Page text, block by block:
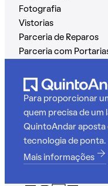
Fotografia
Vistorias
Parceria de Reparos
Parceria com
Para proporcionar
quem precisa de um
QuintoAndar aposta
tecnologia de ponta.
Mais informações